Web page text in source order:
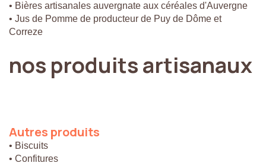
• Bières artisanales auvergnate aux céréales d'Auvergne
• Jus de Pomme de producteur de Puy de Dôme et
Correze
nos produitsartisanaux
Autres produits
• Biscuits
• Confitures